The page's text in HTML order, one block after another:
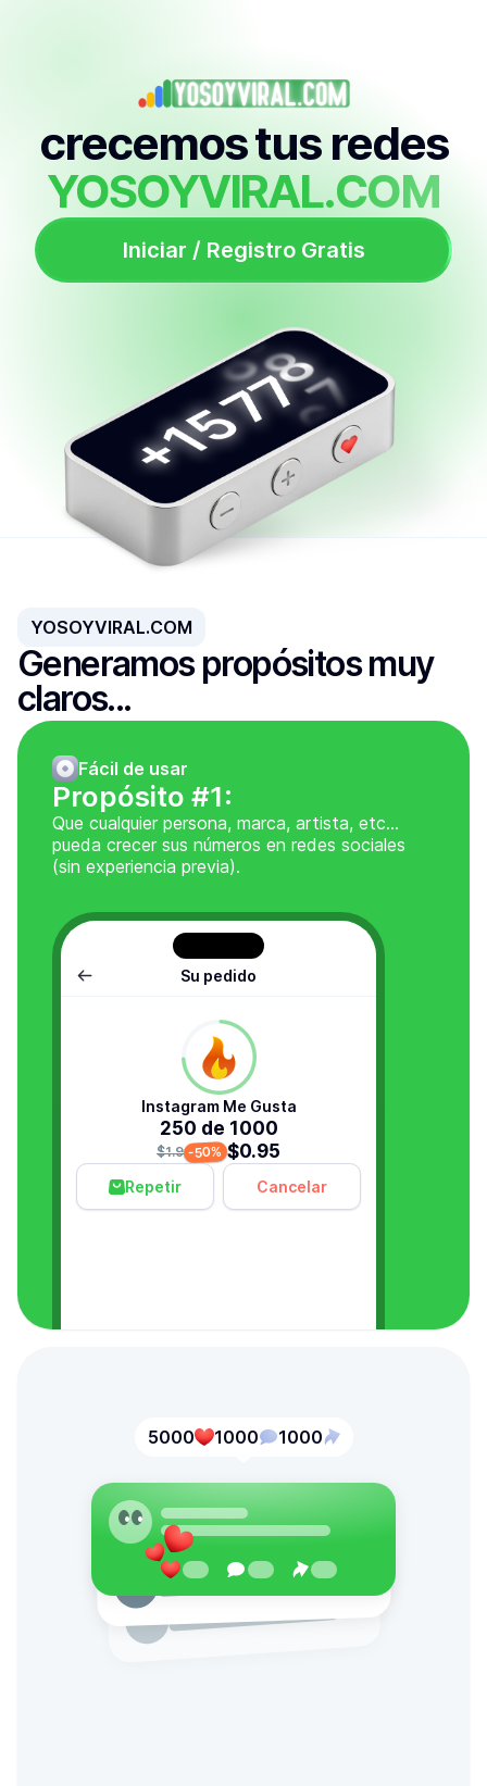
crecemos tus redes
YOSOYVIRAL.COM
Iniciar / Registro Gratis
YOSOYVIRAL.COM
Generamos propósitos muy
claros...
Fácil de usar
Propósito #1:
Que cualquier persona, marca, artista, etc...
pueda crecer sus números en redes sociales
(sin experiencia previa).
Su pedido
Instagram Me Gusta
250 de 1000
$1.9 -50% $0.95
Repetir Cancelar
5000 1000 1000